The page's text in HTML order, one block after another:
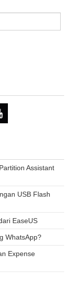
Assistant
USB Flash
EaseUS
WhatsApp?
Expense